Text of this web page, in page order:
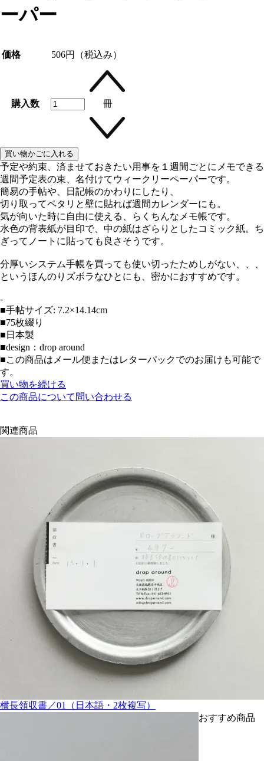
ーパー
価格 506円 （税込み）
購入数 冊
予定や約束、済ませておきたい用事を１週間ごとにメモできる
週間予定表の束、名付けてウィークリーペーパーです。
簡易の手帖や、日記帳のかわりにしたり、
切り取ってペタリと壁に貼れば週間カレンダーにも。
気が向いた時に自由に使える、らくちんなメモ帳です。
水色の背表紙が目印で、中の紙はざらりとしたコミック紙。ち
ぎってノートに貼っても良さそうです。
分厚いシステム手帳を買っても使い切ったためしがない、、、
というほんのりズボラなひとにも、密かにおすすめです。
-
■手帖サイズ: 7.2×14.14cm
■75枚綴り
■日本製
■design：drop around
■この商品はメール便またはレターパックでのお届けも可能で
す。
買い物を続ける
この商品について問い合わせる
関連商品
横長領収書／01（日本語・2枚複写）
おすすめ商品